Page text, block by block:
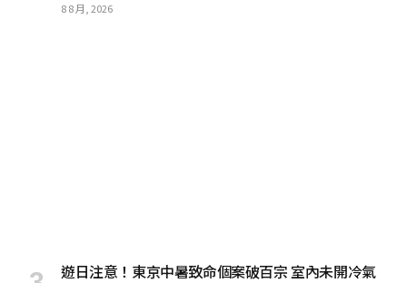
8 8 月, 2026
遊日注意！東京中暑致命個案破百宗 室內未開冷氣